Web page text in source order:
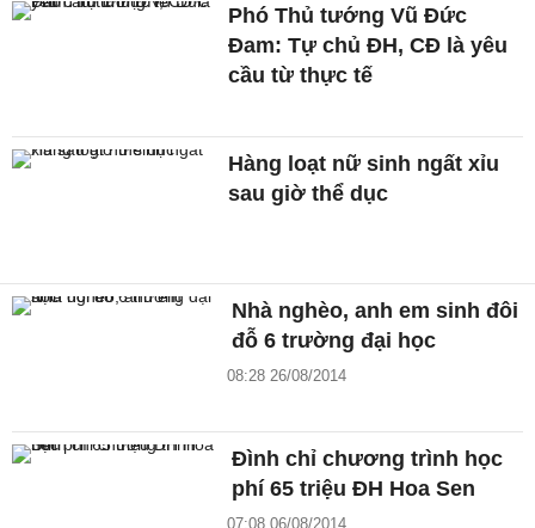
Phó Thủ tướng Vũ Đức
Đam: Tự chủ ĐH, CĐ là yêu
cầu từ thực tế
Hàng loạt nữ sinh ngất xỉu
sau giờ thể dục
Nhà nghèo, anh em sinh đôi
đỗ 6 trường đại học
08:28 26/08/2014
Đình chỉ chương trình học
phí 65 triệu ĐH Hoa Sen
07:08 06/08/2014